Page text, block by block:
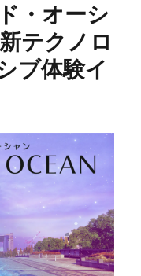
・オーシ
テクノロ
ブ体験イ